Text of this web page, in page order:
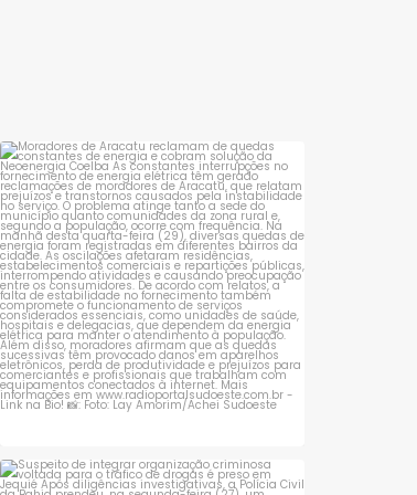
explicar de forma
Moradores de Aracatu reclamam de
quedas constantes...
1 0
Suspeito de integrar organização criminosa